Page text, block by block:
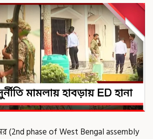
(2nd phase of West Bengal assembly